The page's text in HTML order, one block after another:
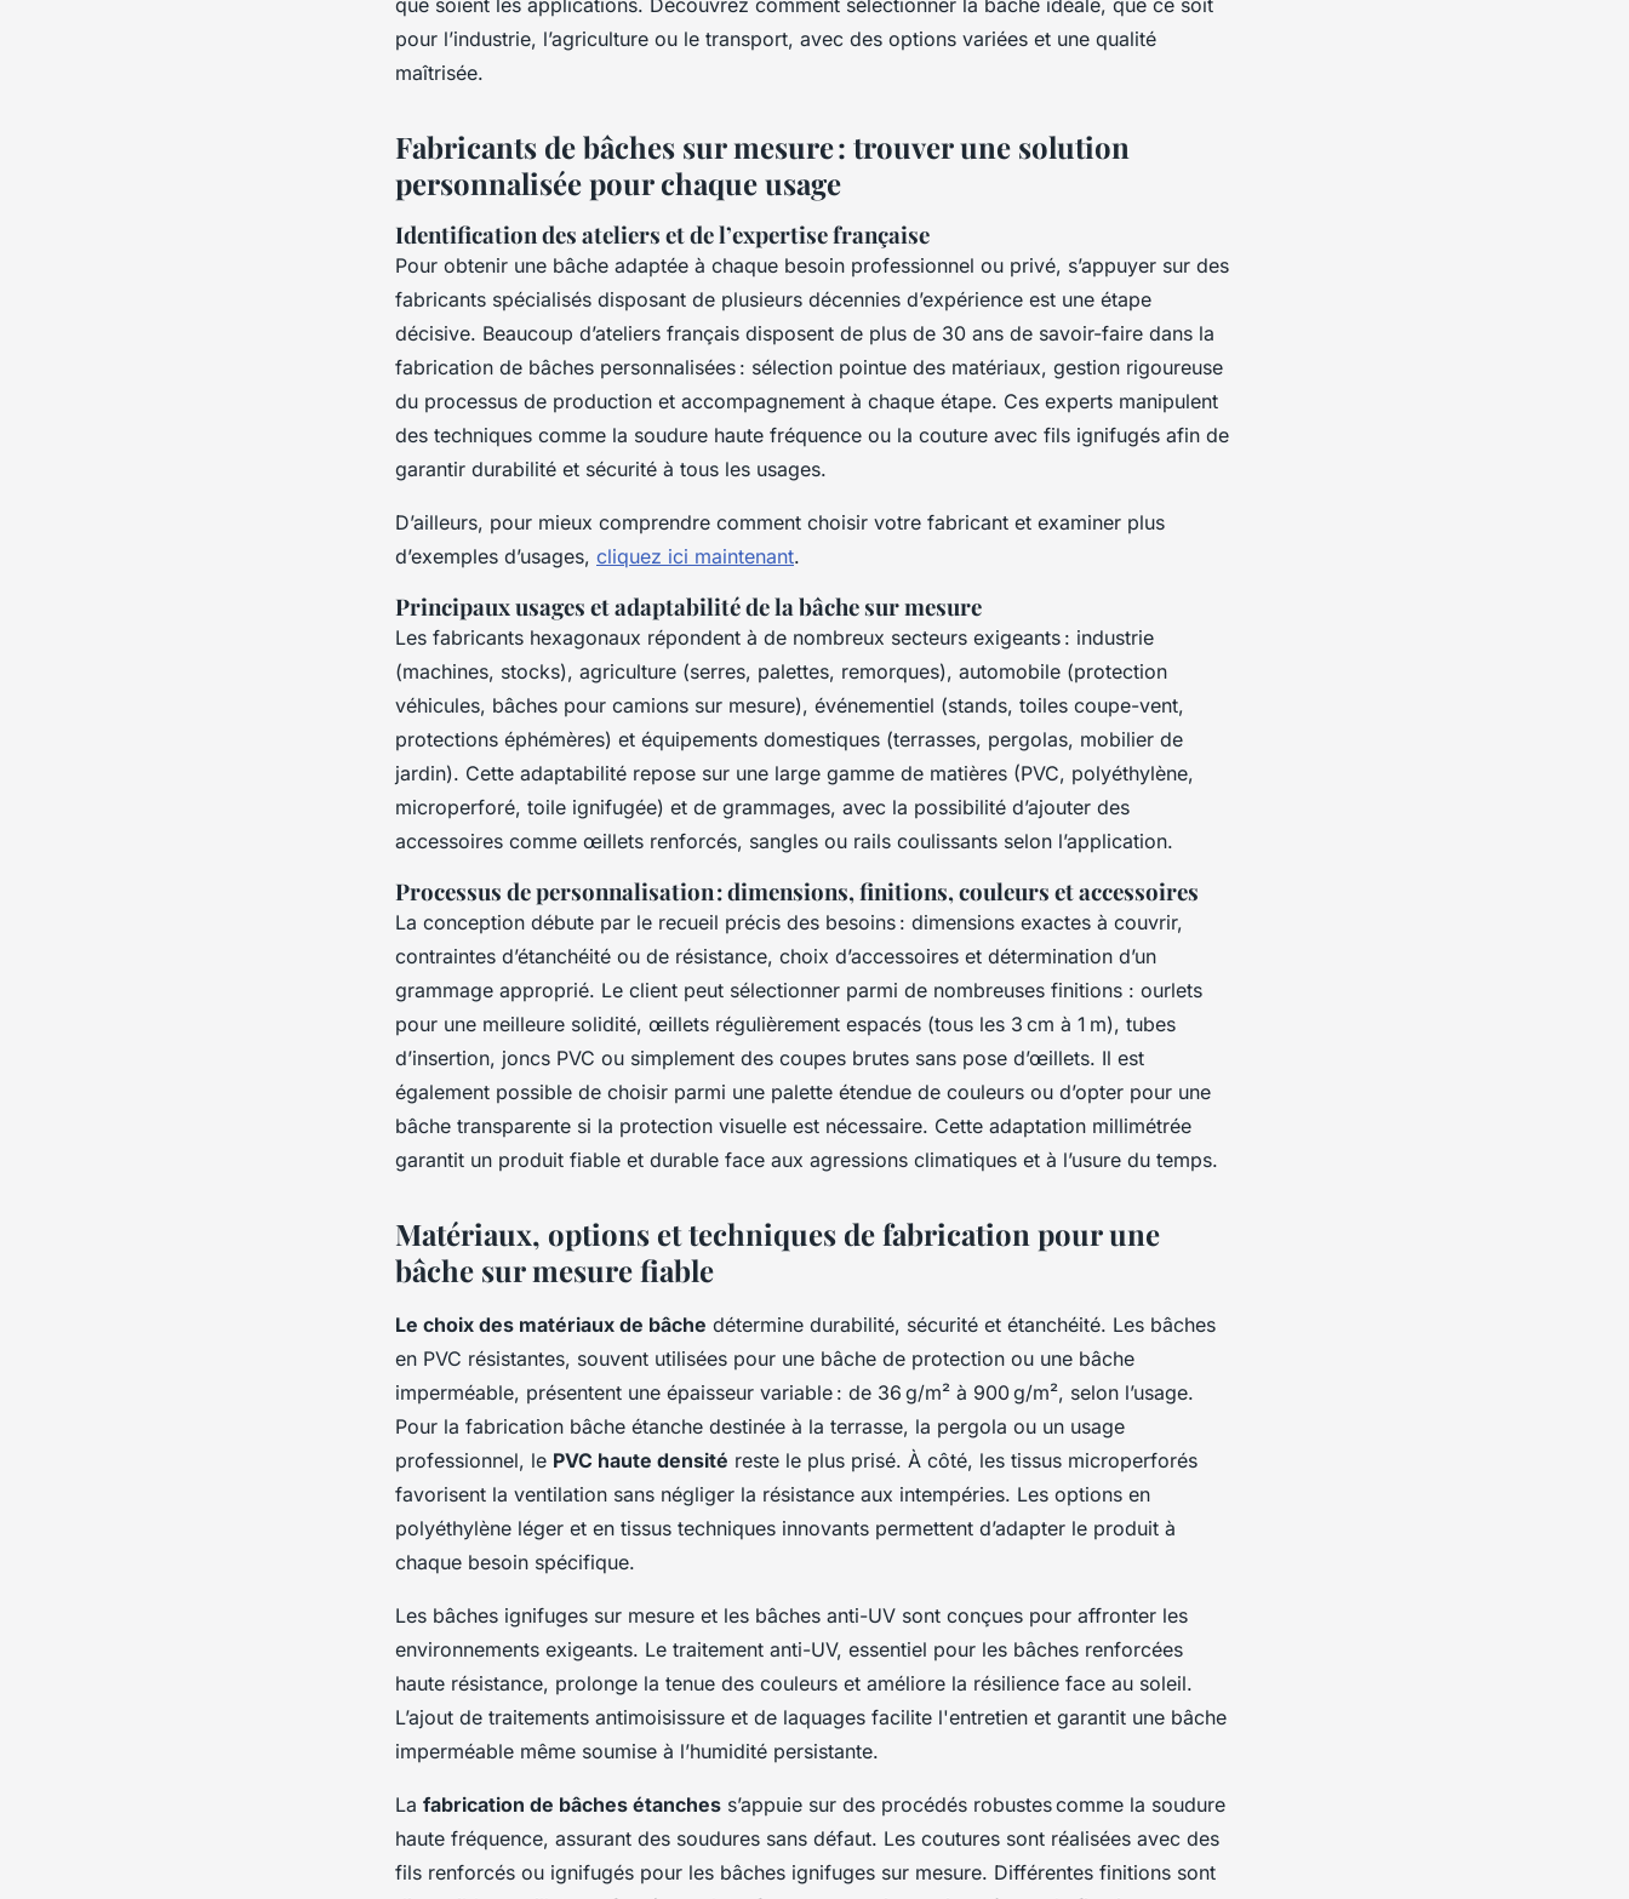
que soient les applications. Découvrez comment sélectionner la bâche idéale, que ce soit
pour l’industrie, l’agriculture ou le transport, avec des options variées et une qualité
maîtrisée.
Fabricants de bâches sur mesure : trouver une solution
personnalisée pour chaque usage
Identification des ateliers et de l’expertise française
Pour obtenir une bâche adaptée à chaque besoin professionnel ou privé, s’appuyer sur des
fabricants spécialisés disposant de plusieurs décennies d’expérience est une étape
décisive. Beaucoup d’ateliers français disposent de plus de 30 ans de savoir-faire dans la
fabrication de bâches personnalisées : sélection pointue des matériaux, gestion rigoureuse
du processus de production et accompagnement à chaque étape. Ces experts manipulent
des techniques comme la soudure haute fréquence ou la couture avec fils ignifugés afin de
garantir durabilité et sécurité à tous les usages.
D’ailleurs, pour mieux comprendre comment choisir votre fabricant et examiner plus
d’exemples d’usages, cliquez ici maintenant.
Principaux usages et adaptabilité de la bâche sur mesure
Les fabricants hexagonaux répondent à de nombreux secteurs exigeants : industrie
(machines, stocks), agriculture (serres, palettes, remorques), automobile (protection
véhicules, bâches pour camions sur mesure), événementiel (stands, toiles coupe-vent,
protections éphémères) et équipements domestiques (terrasses, pergolas, mobilier de
jardin). Cette adaptabilité repose sur une large gamme de matières (PVC, polyéthylène,
microperforé, toile ignifugée) et de grammages, avec la possibilité d’ajouter des
accessoires comme œillets renforcés, sangles ou rails coulissants selon l’application.
Processus de personnalisation : dimensions, finitions, couleurs et accessoires
La conception débute par le recueil précis des besoins : dimensions exactes à couvrir,
contraintes d’étanchéité ou de résistance, choix d’accessoires et détermination d’un
grammage approprié. Le client peut sélectionner parmi de nombreuses finitions : ourlets
pour une meilleure solidité, œillets régulièrement espacés (tous les 3 cm à 1 m), tubes
d’insertion, joncs PVC ou simplement des coupes brutes sans pose d’œillets. Il est
également possible de choisir parmi une palette étendue de couleurs ou d’opter pour une
bâche transparente si la protection visuelle est nécessaire. Cette adaptation millimétrée
garantit un produit fiable et durable face aux agressions climatiques et à l’usure du temps.
Matériaux, options et techniques de fabrication pour une
bâche sur mesure fiable
Le choix des matériaux de bâche détermine durabilité, sécurité et étanchéité. Les bâches
en PVC résistantes, souvent utilisées pour une bâche de protection ou une bâche
imperméable, présentent une épaisseur variable : de 36 g/m² à 900 g/m², selon l’usage.
Pour la fabrication bâche étanche destinée à la terrasse, la pergola ou un usage
professionnel, le PVC haute densité reste le plus prisé. À côté, les tissus microperforés
favorisent la ventilation sans négliger la résistance aux intempéries. Les options en
polyéthylène léger et en tissus techniques innovants permettent d’adapter le produit à
chaque besoin spécifique.
Les bâches ignifuges sur mesure et les bâches anti-UV sont conçues pour affronter les
environnements exigeants. Le traitement anti-UV, essentiel pour les bâches renforcées
haute résistance, prolonge la tenue des couleurs et améliore la résilience face au soleil.
L’ajout de traitements antimoisissure et de laquages facilite l'entretien et garantit une bâche
imperméable même soumise à l’humidité persistante.
La fabrication de bâches étanches s’appuie sur des procédés robustes comme la soudure
haute fréquence, assurant des soudures sans défaut. Les coutures sont réalisées avec des
fils renforcés ou ignifugés pour les bâches ignifuges sur mesure. Différentes finitions sont